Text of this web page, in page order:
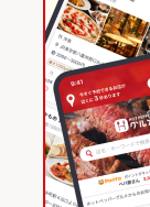
徳島 × フレンチ
徳島市・徳島市周
徳島市・徳島市周
徳島駅のグルメラ
徳島駅のイタリア